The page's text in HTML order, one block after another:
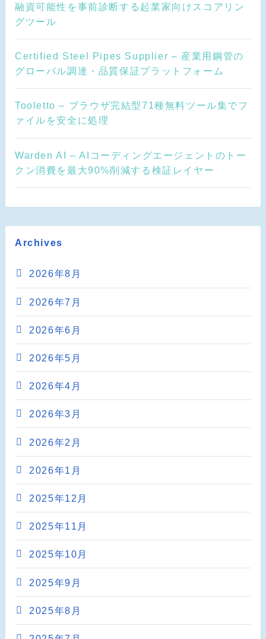
融資可能性を事前診断する起業家向けスコアリン
グツール
Certified Steel Pipes Supplier – 産業用鋼管の
グローバル調達・品質保証プラットフォーム
Tooletto – ブラウザ完結型71種無料ツール集でフ
ァイルを安全に処理
Warden AI – AIコーディングエージェントのトー
クン消費を最大90%削減する検証レイヤー
Archives
2026年8月
2026年7月
2026年6月
2026年5月
2026年4月
2026年3月
2026年2月
2026年1月
2025年12月
2025年11月
2025年10月
2025年9月
2025年8月